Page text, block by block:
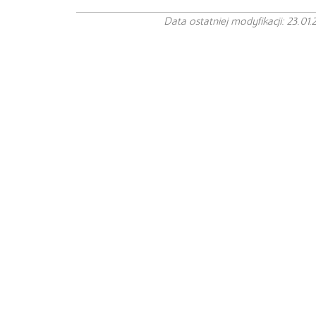
Data ostatniej modyfikacji: